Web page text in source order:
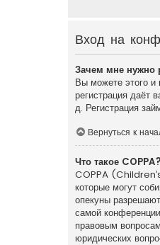
Вход на
Зачем мне нужно
Вы можете этого и
регистрация даёт
д. Регистрация
Вернуться к
Что такое COPPA?
COPPA
которые могут
опекуны
самой
правовым
юридических